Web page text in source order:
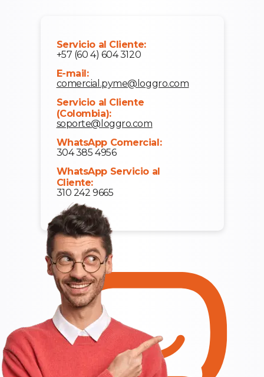
Servicio al Cliente:
+57 (60 4) 604 3120
E-mail:
comercial.pyme@loggro.com
Servicio al Cliente
(Colombia):
soporte@loggro.com
WhatsApp Comercial:
304 385 4956
WhatsApp Servicio al
Cliente:
310 242 9665